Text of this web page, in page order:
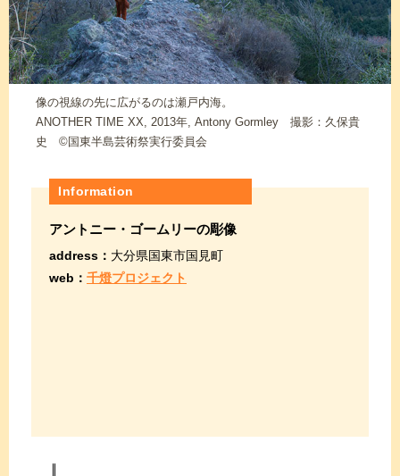
像の視線の先に広がるのは瀬戸内海。
ANOTHER TIME XX, 2013年, Antony Gormley 撮影：久保貴
史 ©国東半島芸術祭実行委員会
Information
アントニー・ゴームリーの彫像
address： 大分県国東市国見町
web： 千燈プロジェクト